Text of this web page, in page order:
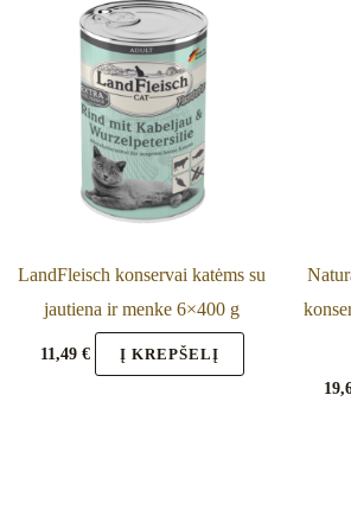
LandFleisch konservai katėms su
jautiena ir menke 6×400 g
11,49 € Į KREPŠELĮ